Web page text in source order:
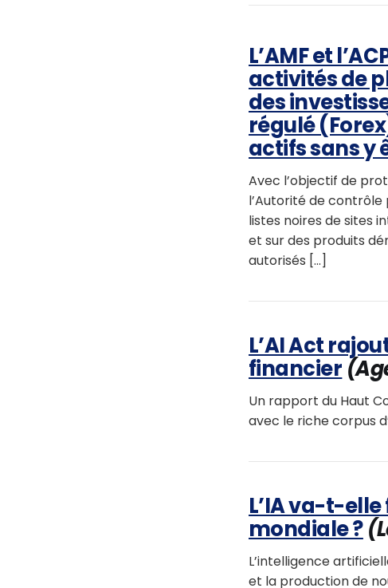
L’AMF et
activités de
des
régulé
actifs sans y
Avec l’objectif de
l’Autorité de
listes noires de sites
et sur des produits
autorisés [...]
L’AI Act
financier
Un rapport du Haut
avec le riche corpus
L’IA va-t-
mondiale ?
L’intelligence
et la production de